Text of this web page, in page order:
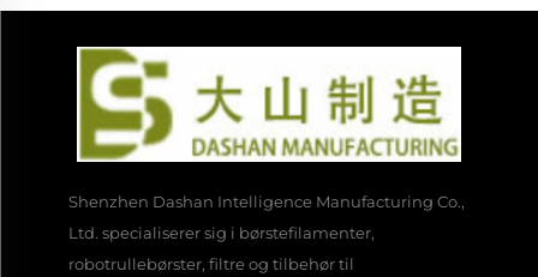
Shenzhen Dashan Intelligence Manufacturing Co.,
Ltd. specialiserer sig i børstefilamenter,
robotrullebørster, filtre og tilbehør til